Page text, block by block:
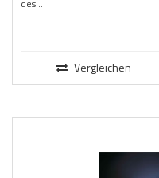
des...
Vergleichen